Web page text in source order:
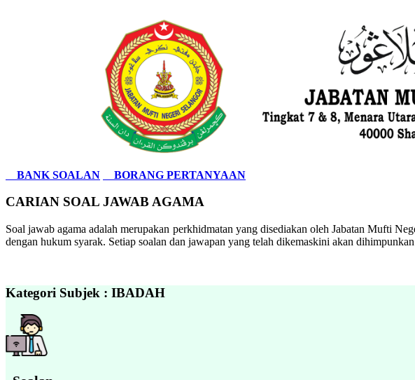
BANK SOALAN BORANG PERTANYAAN
CARIAN SOAL JAWAB AGAMA
Soal jawab agama adalah merupakan perkhidmatan yang disediakan oleh Jabatan Mufti
dengan hukum syarak. Setiap soalan dan jawapan yang telah dikemaskini akan
Kategori Subjek : IBADAH